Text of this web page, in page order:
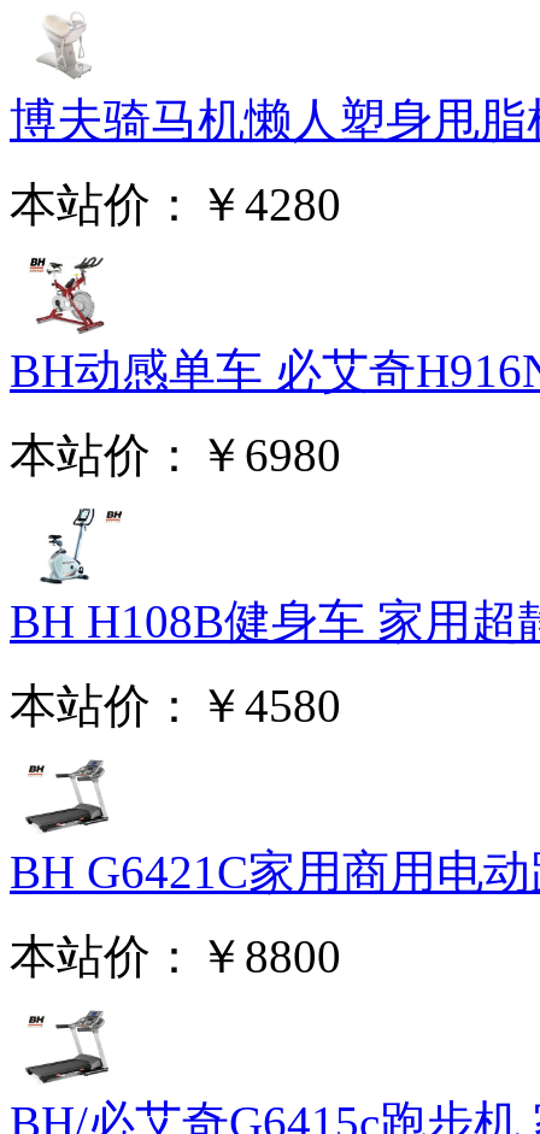
博夫骑马机懒人塑身甩
本站价：
￥4280
BH动感单车 必艾奇
本站价：
￥6980
BH H108B健身车 家用超
本站价：
￥4580
BH G6421C家用商用电
本站价：
￥8800
BH/必艾奇G6415c跑步机